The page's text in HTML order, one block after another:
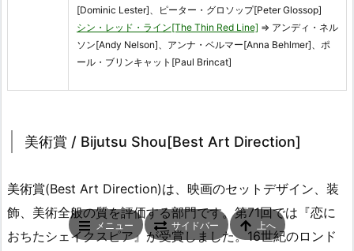
[Dominic Lester]、ピーター・グロソップ[Peter Glossop]
シン・レッド・ライン[The Thin Red Line] ⇒ アンディ・ネル
ソン[Andy Nelson]、アンナ・ベルマー[Anna Behlmer]、ポ
ール・ブリンキャット[Paul Brincat]
美術賞 / Bijutsu Shou[Best Art Direction]
美術賞(Best Art Direction)は、映画のセットデザイン、装
飾、美術全般の質を評価する部門です。第71回では『恋に
おちたシェイクスピア』が受賞しました。16世紀のロンド
メニュー サイドバー 上へ